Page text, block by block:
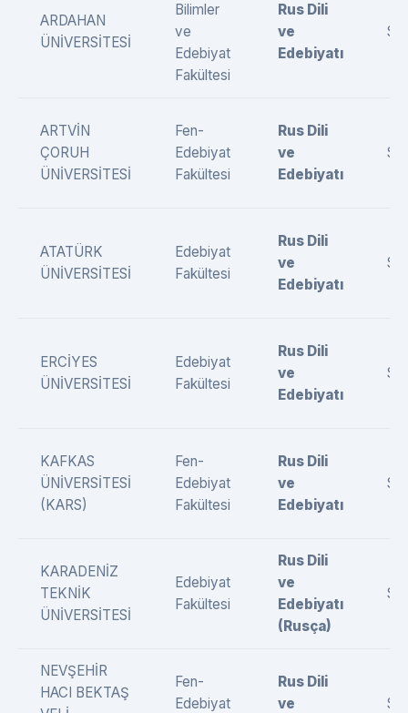
ARDAHAN
ÜNİVERSİTESİ
Bilimler
ve
Edebiyat
Fakültesi
Rus Dili
ve
Edebiyatı
ARTVİN
ÇORUH
ÜNİVERSİTESİ
Fen-
Edebiyat
Fakültesi
Rus Dili
ve
Edebiyatı
ATATÜRK
ÜNİVERSİTESİ
Edebiyat
Fakültesi
Rus Dili
ve
Edebiyatı
ERCİYES
ÜNİVERSİTESİ
Edebiyat
Fakültesi
Rus Dili
ve
Edebiyatı
KAFKAS
ÜNİVERSİTESİ
(KARS)
Fen-
Edebiyat
Fakültesi
Rus Dili
ve
Edebiyatı
KARADENİZ
TEKNİK
ÜNİVERSİTESİ
Edebiyat
Fakültesi
Rus Dili
ve
Edebiyatı
(Rusça)
NEVŞEHİR
HACI BEKTAŞ
Fen-
Edebiyat
Rus Dili
ve